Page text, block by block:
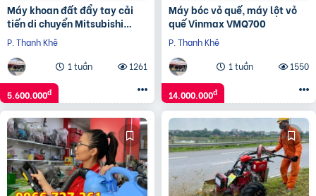
Máy khoan đất đẩy tay cải
tiến di chuyển Mitsubishi
TB43
P. Thanh Khê
1 tuần
1261
5.600.000đ
Máy bóc vỏ quế, máy lột vỏ
quế Vinmax VMQ700
P. Thanh Khê
1 tuần
1550
14.000.000đ